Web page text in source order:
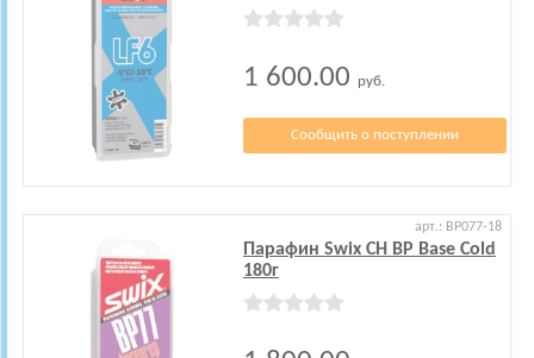
1 600.00 руб.
Сообщить о поступлении
арт.: BP077-18
Парафин Swix CH BP Base Cold
180г